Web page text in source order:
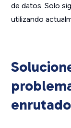
de datos. Solo
utilizando